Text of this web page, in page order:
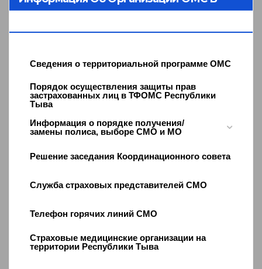
Сведения о территориальной программе ОМС
Порядок осуществления защиты прав
застрахованных лиц в ТФОМС Республики
Тыва
Информация о порядке получения/
замены полиса, выборе СМО и МО
Решение заседания Координационного совета
Служба страховых представителей СМО
Телефон горячих линий СМО
Страховые медицинские организации на
территории Республики Тыва